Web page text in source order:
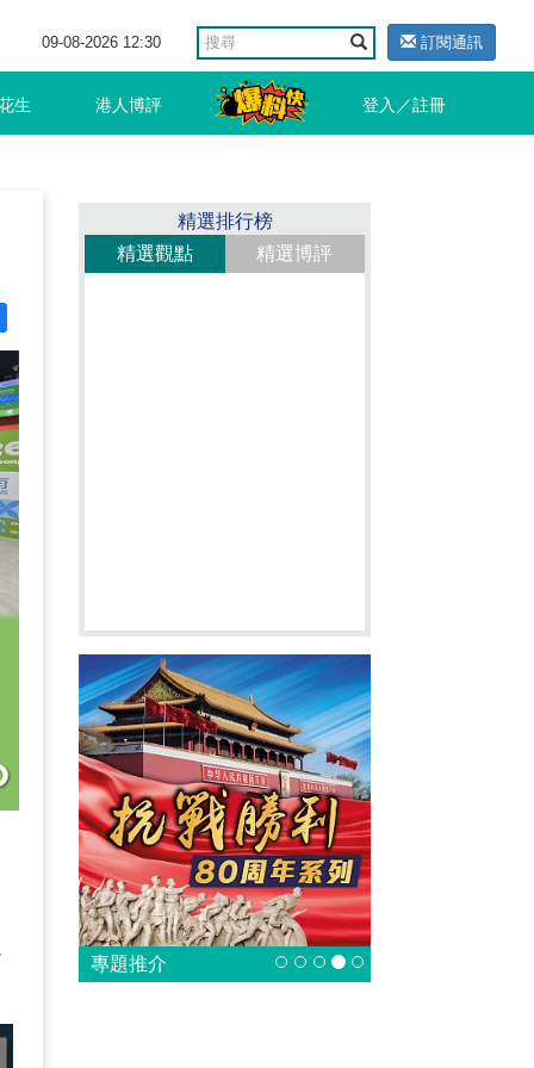
09-08-2026 12:30 訂閱通訊
生 港人博評 登入／註冊
精選排行榜
精選觀點
精選博評
專題推介